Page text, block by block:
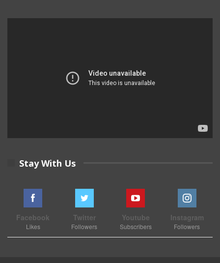
Stay With Us
Facebook
Likes
Twitter
Followers
Youtube
Subscribers
Instagram
Followers